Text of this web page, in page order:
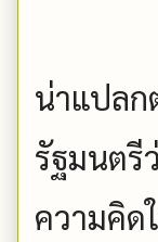
น่าแปลก
รัฐมนตรี
ความคิด